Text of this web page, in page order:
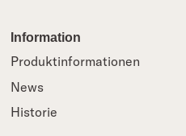
Information
Produktinformationen
News
Historie